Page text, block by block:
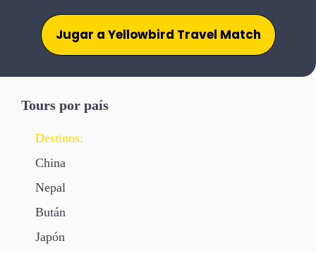
Tours por país
Destinos:
China
Nepal
Bután
Japón
Jugar a Yellowbird Travel Match